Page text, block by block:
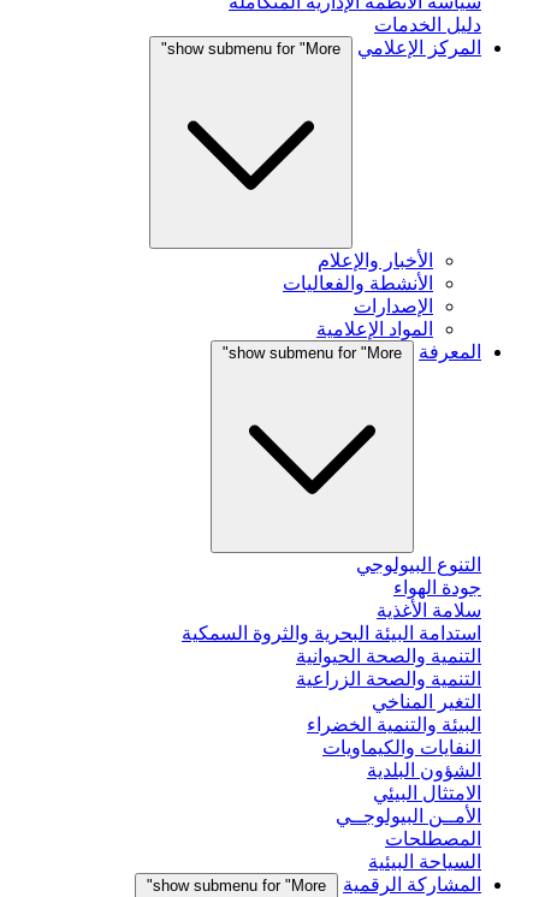
دليل الخدمات
المركز الإعلامي
show submenu for "More"
الأخبار والإعلام
الأنشطة والفعاليات
الإصدارات
المواد الإعلامية
المعرفة
show submenu for "More"
التنوع البيولوجي
جودة الهواء
سلامة الأغذية
استدامة البيئة البحرية والثروة السمكية
التنمية والصحة الحيوانية
التنمية والصحة الزراعية
التغير المناخي
البيئة والتنمية الخضراء
النفايات والكيماويات
الشؤون البلدية
الامتثال البيئي
الأمــن البيولوجــي
المصطلحات
السياحة البيئية
المشاركة الرقمية
show submenu for "More"